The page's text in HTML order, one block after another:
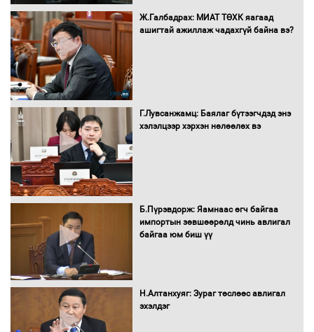
орчныг бүрдүүллээ
Ж.Галбадрах: МИАТ ТӨХК яагаад
ашигтай ажиллаж чадахгүй байна вэ?
Г.Лувсанжамц: Баялаг бүтээгчдэд энэ
хэлэлцээр хэрхэн нөлөөлөх вэ
Б.Пүрэвдорж: Яамнаас өгч байгаа
импортын зөвшөөрөлд чинь авлигал
байгаа юм биш үү
Н.Алтанхуяг: Зураг төслөөс авлигал
эхэлдэг